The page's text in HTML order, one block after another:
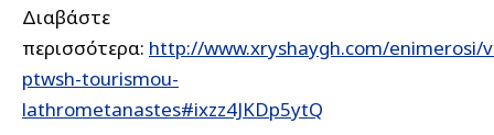
Διαβάστε
περισσότερα: http://www.xryshaygh.com/enimerosi/
ptwsh-tourismou-
lathrometanastes#ixzz4JKDp5ytQ